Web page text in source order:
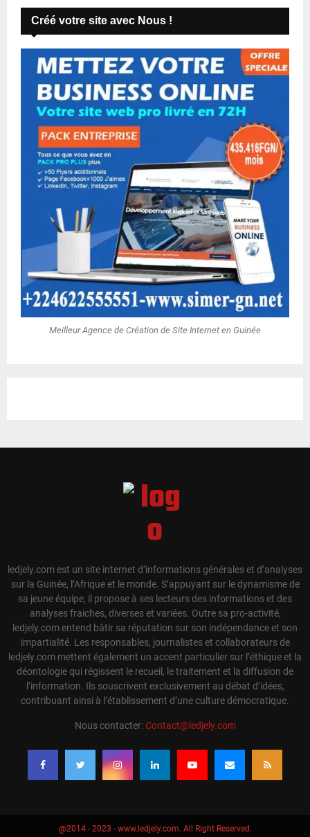
Créé votre site avec Nous !
Meilleur Agence de Création de Site Internet en Guinée
ledjely.com est un site internet d’informations générales et d’analyses
sur la Guinée, l’Afrique et le monde. S’appuyant sur le dynamisme de
sa jeune équipe, il propose à ses lecteurs des informations et des
analyses fraiches, diverses et variées. Outre sa pro-activité,
ledjely.com entend bâtir sa réputation sur son indépendance et son
impartialité. Les responsables, journalistes et collaborateurs de
ledjely.com mettent également un accent particulier sur l’éthique et la
déontologie qui régissent le recueil, le traitement et la diffusion de
l’information. Ils souscrivent exclusivement au débat d’idées,
contribuant ainsi à l’établissement d’une culture démocratique.
Nous contacter:Contact@ledjely.com
@2014 - 2023 - www.ledjely.com. All Right Reserved.